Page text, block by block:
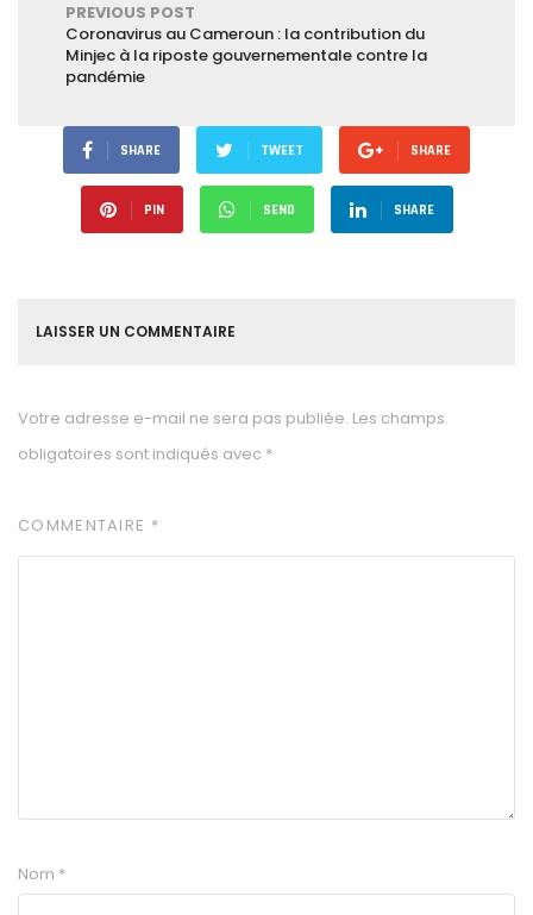
PREVIOUS POST
Coronavirus au Cameroun : la contribution du
Minjec à la riposte gouvernementale contre la
pandémie
SHARE TWEET SHARE
PIN SEND SHARE
LAISSER UN COMMENTAIRE
Votre adresse e-mail ne sera pas publiée. Les champs
obligatoires sont indiqués avec *
COMMENTAIRE *
Nom *